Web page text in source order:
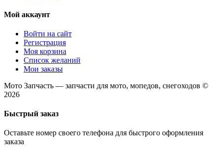
Мой аккаунт
Войти на сайт
Регистрация
Моя корзина
Список желаний
Мои заказы
Мото Запчасть — запчасти для мото, мопедов, снегоходов ©
2026
Быстрый заказ
Оставьте номер своего телефона для быстрого оформления
заказа